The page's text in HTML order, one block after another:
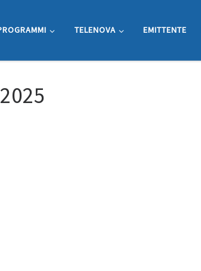
TELENOVA EMITTENTE